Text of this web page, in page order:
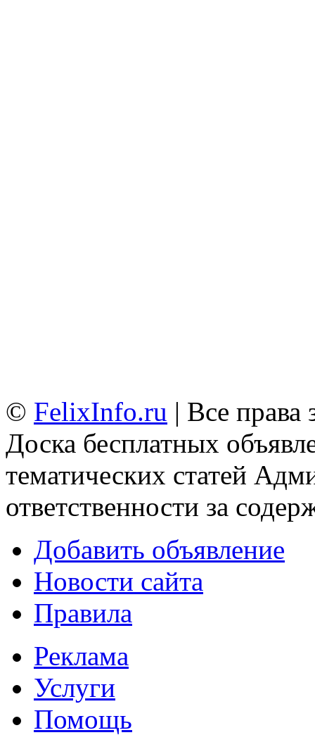
© FelixInfo.ru | Все
Доска бесплатных
тематических статей
ответственности за
Добавить объявление
Новости сайта
Правила
Реклама
Услуги
Помощь